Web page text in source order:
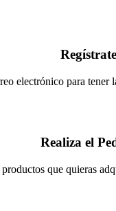
Regístrate
electrónico para
Realiza el
que quieras